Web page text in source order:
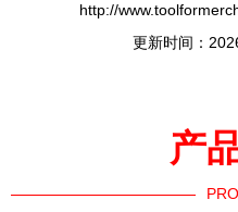
http://
更新时间：
产